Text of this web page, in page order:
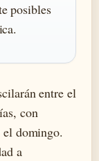
posibles
entre el
con
domingo.
a